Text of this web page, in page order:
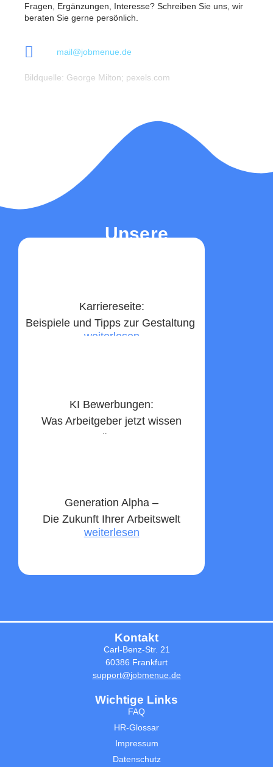
Fragen, Ergänzungen, Interesse? Schreiben Sie uns, wir
beraten Sie gerne persönlich.
mail@jobmenue.de
Bildquelle: George Milton; pexels.com
Unsere
Karriereseite:
Beispiele und Tipps zur Gestaltung ​
weiterlesen
KI Bewerbungen:
Was Arbeitgeber jetzt wissen
müssen
Generation Alpha –
Die Zukunft Ihrer Arbeitswelt
weiterlesen
Kontakt
Carl-Benz-Str. 21
60386 Frankfurt
support@jobmenue.de
Wichtige Links
FAQ
HR-Glossar
Impressum
Datenschutz